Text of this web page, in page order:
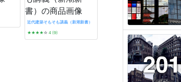
近代建築そもそも講義（新潮新書）
★★★★☆ 4 (9)
デザイン/近代建築史―1851年から現
3 (2)